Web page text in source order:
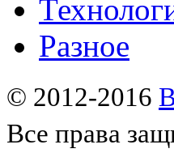
Разное
© 2012-2016
Все права